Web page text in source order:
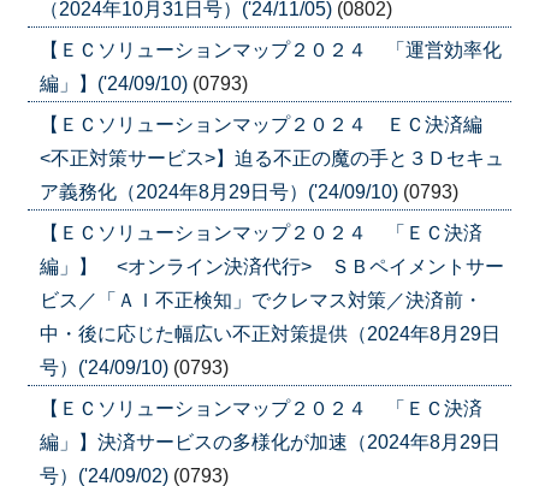
（2024年10月31日号）('24/11/05) (0802)
【ＥＣソリューションマップ２０２４ 「運営効率化
編」】('24/09/10) (0793)
【ＥＣソリューションマップ２０２４ ＥＣ決済編
<不正対策サービス>】迫る不正の魔の手と３Ｄセキュ
ア義務化（2024年8月29日号）('24/09/10) (0793)
【ＥＣソリューションマップ２０２４ 「ＥＣ決済
編」】 <オンライン決済代行> ＳＢペイメントサー
ビス／「ＡＩ不正検知」でクレマス対策／決済前・
中・後に応じた幅広い不正対策提供（2024年8月29日
号）('24/09/10) (0793)
【ＥＣソリューションマップ２０２４ 「ＥＣ決済
編」】決済サービスの多様化が加速（2024年8月29日
号）('24/09/02) (0793)